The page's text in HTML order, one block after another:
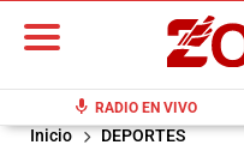
mic RADIO EN VIVO
Inicio DEPORTES